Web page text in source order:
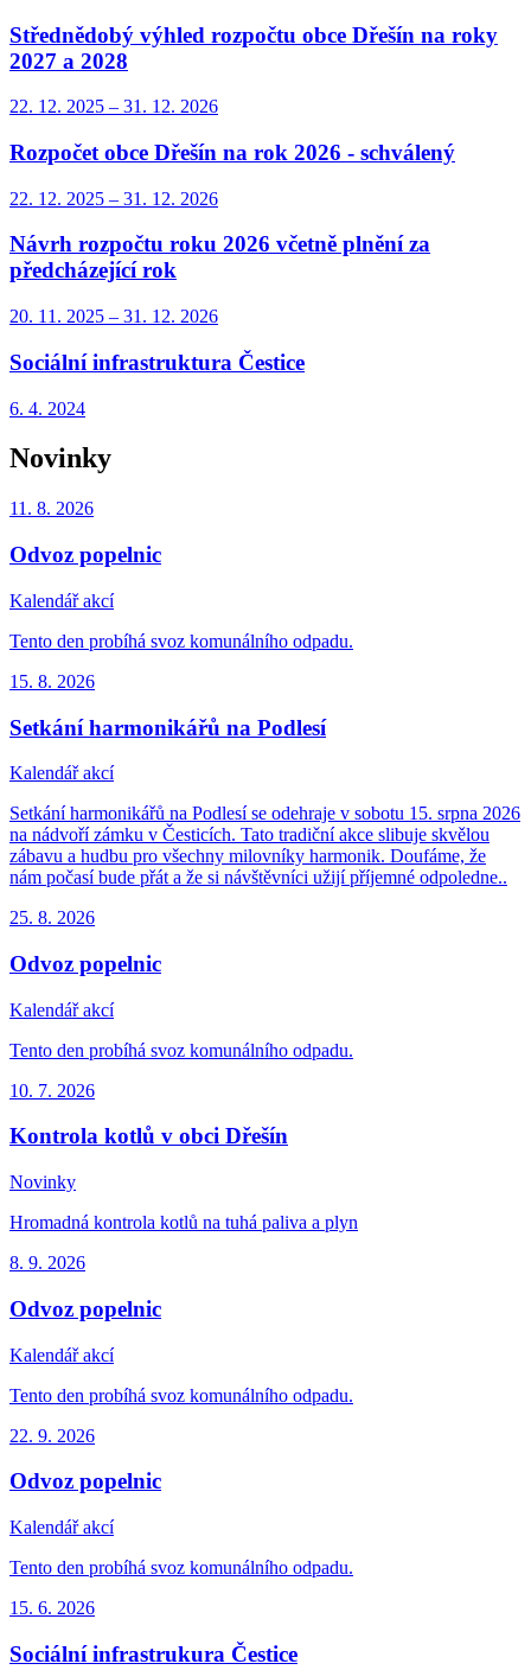
Střednědobý výhled rozpočtu obce Dřešín na roky
2027 a 2028
22. 12. 2025 – 31. 12. 2026
Rozpočet obce Dřešín na rok 2026 - schválený
22. 12. 2025 – 31. 12. 2026
Návrh rozpočtu roku 2026 včetně plnění za
předcházející rok
20. 11. 2025 – 31. 12. 2026
Sociální infrastruktura Čestice
6. 4. 2024
Novinky
11. 8. 2026
Odvoz popelnic
Kalendář akcí
Tento den probíhá svoz komunálního odpadu.
15. 8. 2026
Setkání harmonikářů na Podlesí
Kalendář akcí
Setkání harmonikářů na Podlesí se odehraje v sobotu 15. srpna 2026
na nádvoří zámku v Česticích. Tato tradiční akce slibuje skvělou
zábavu a hudbu pro všechny milovníky harmonik. Doufáme, že
nám počasí bude přát a že si návštěvníci užijí příjemné odpoledne..
25. 8. 2026
Odvoz popelnic
Kalendář akcí
Tento den probíhá svoz komunálního odpadu.
10. 7. 2026
Kontrola kotlů v obci Dřešín
Novinky
Hromadná kontrola kotlů na tuhá paliva a plyn
8. 9. 2026
Odvoz popelnic
Kalendář akcí
Tento den probíhá svoz komunálního odpadu.
22. 9. 2026
Odvoz popelnic
Kalendář akcí
Tento den probíhá svoz komunálního odpadu.
15. 6. 2026
Sociální infrastrukura Čestice